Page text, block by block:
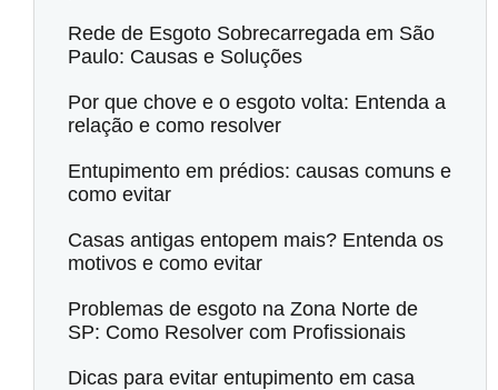
Rede de Esgoto Sobrecarregada em São
Paulo: Causas e Soluções
Por que chove e o esgoto volta: Entenda a
relação e como resolver
Entupimento em prédios: causas comuns e
como evitar
Casas antigas entopem mais? Entenda os
motivos e como evitar
Problemas de esgoto na Zona Norte de
SP: Como Resolver com Profissionais
Dicas para evitar entupimento em casa